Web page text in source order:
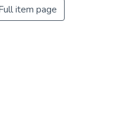
item page